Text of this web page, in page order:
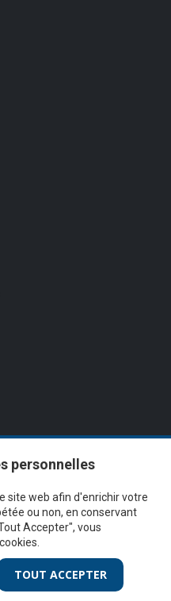
personnelles
site web afin d'enrichir votre
ou non, en conservant
Accepter", vous
TOUT ACCEPTER
- © 2026Ciss